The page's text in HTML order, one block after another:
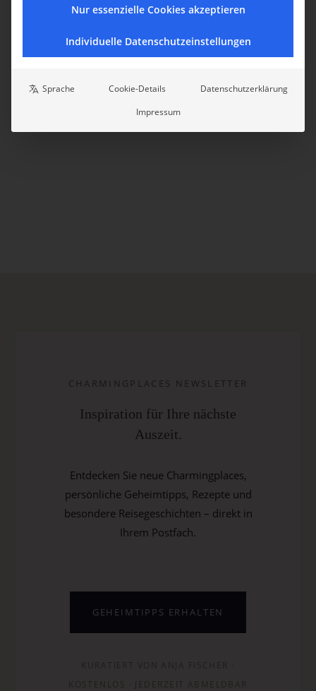
CHARMINGPLACES NEWSLETTER
Inspiration für Ihre nächste
Auszeit.
Entdecken Sie neue Charmingplaces,
persönliche Geheimtipps, Rezepte und
besondere Reisegeschichten – direkt in
Ihrem Postfach.
GEHEIMTIPPS ERHALTEN
Nur essenzielle Cookies akzeptieren
Individuelle Datenschutzeinstellungen
Sprache Cookie-Details
Datenschutzerklärung
Impressum